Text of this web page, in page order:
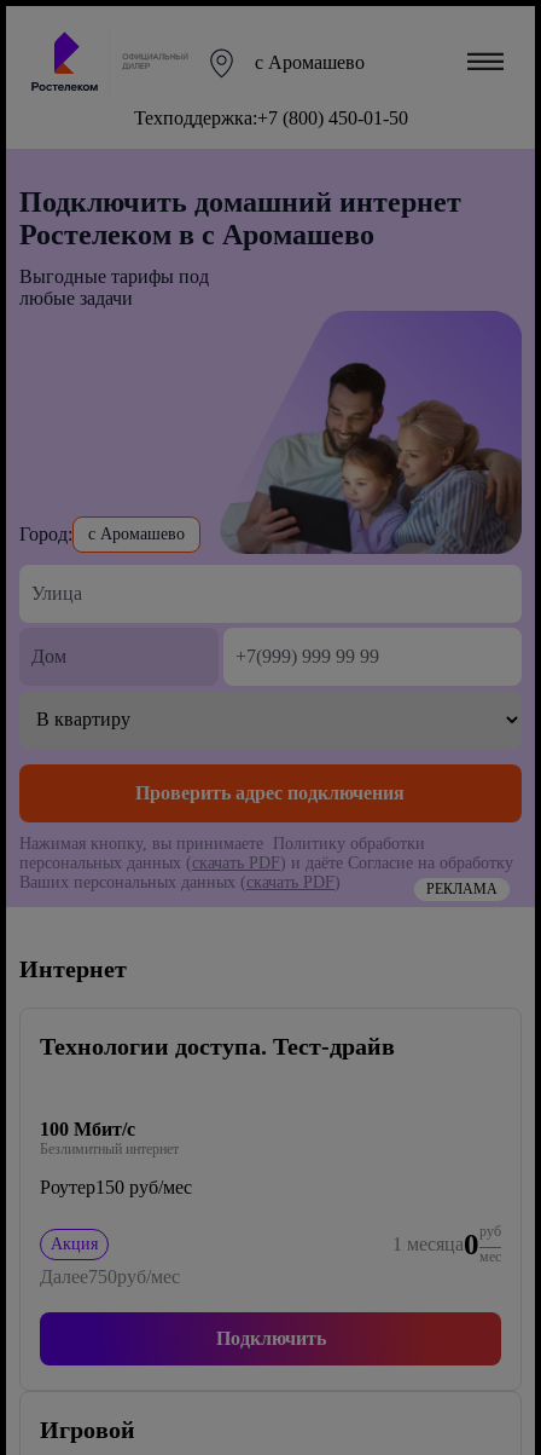
с Аромашево
Техподдержка:+7 (800) 450-01-50
Подключить домашний интернет
Ростелеком в с Аромашево
Выгодные тарифы под
любые задачи
Город: с Аромашево
Нажимая кнопку, вы принимаете Политику обработки
персональных данных (скачать PDF) и даёте Согласие на обработку
Ваших персональных данных (скачать PDF) РЕКЛАМА
Интернет
Технологии доступа. Тест-драйв
100 Мбит/с
Безлимитный интернет
Роутер150 руб/мес
Акция 1 месяца0руб
мес
Далее750руб/мес
Подключить
Игровой